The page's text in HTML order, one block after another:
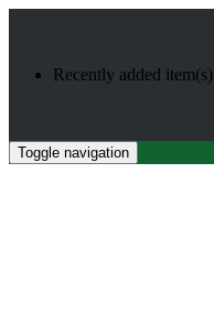
Recently added item(s)
Toggle navigation